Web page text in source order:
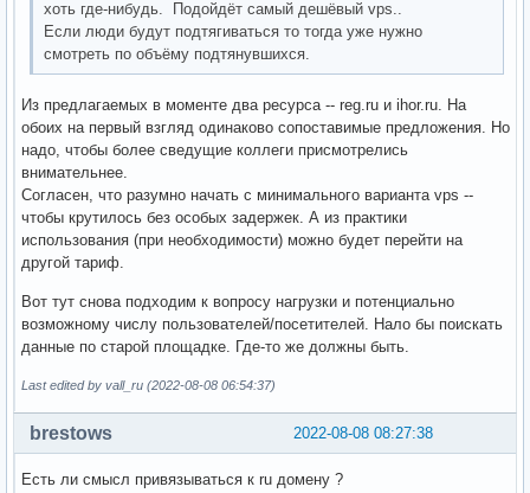
хоть где-нибудь. Подойдёт самый дешёвый vps..
Если люди будут подтягиваться то тогда уже нужно
смотреть по объёму подтянувшихся.
Из предлагаемых в моменте два ресурса -- reg.ru и ihor.ru. На
обоих на первый взгляд одинаково сопоставимые предложения. Но
надо, чтобы более сведущие коллеги присмотрелись
внимательнее.
Согласен, что разумно начать с минимального варианта vps --
чтобы крутилось без особых задержек. А из практики
использования (при необходимости) можно будет перейти на
другой тариф.
Вот тут снова подходим к вопросу нагрузки и потенциально
возможному числу пользователей/посетителей. Нало бы поискать
данные по старой площадке. Где-то же должны быть.
Last edited by vall_ru (2022-08-08 06:54:37)
2022-08-08 08:27:38
brestows
Есть ли смысл привязываться к ru домену ?